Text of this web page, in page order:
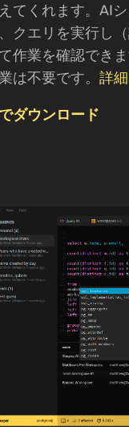
てくれます。AI
クエリを実行し（
作業を確認でき
は不要です。 詳
ダウンロード